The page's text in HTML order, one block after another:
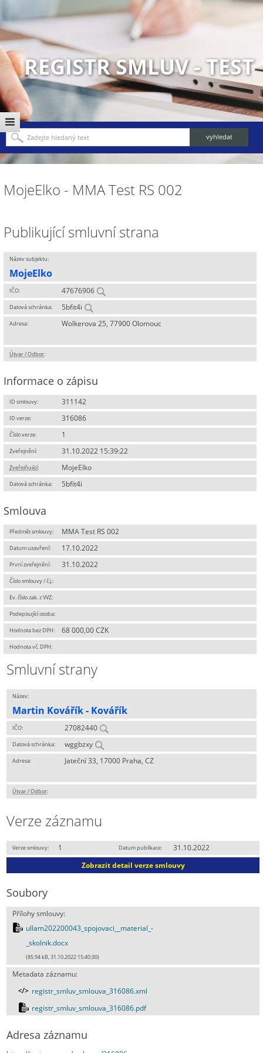
REGISTR SMLUV - TEST
MojeElko - MMA Test RS 002
Publikující smluvní strana
Název subjektu:
MojeElko
IČO: 47676906
Datová schránka: 5bfit4i
Adresa: Wolkerova 25, 77900 Olomouc
Útvar / Odbor:
Informace o zápisu
ID smlouvy: 311142
ID verze: 316086
Číslo verze: 1
Zveřejnění: 31.10.2022 15:39:22
Zveřejňující: MojeElko
Datová schránka: 5bfit4i
Smlouva
Předmět smlouvy: MMA Test RS 002
Datum uzavření: 17.10.2022
První zveřejnění: 31.10.2022
Číslo smlouvy / č.j.:
Ev. číslo zak. z VVZ:
Podepisující osoba:
Hodnota bez DPH: 68 000,00 CZK
Hodnota vč. DPH:
Smluvní strany
Název:
Martin Kovářík - Kovářík
IČO: 27082440
Datová schránka: wggbzxy
Adresa: Jateční 33, 17000 Praha, CZ
Útvar / Odbor:
Verze záznamu
Verze smlouvy: 1 Datum publikace:
31.10.2022
Zobrazit detail verze smlouvy
Soubory
Přílohy smlouvy:
ullam202200043_spojovaci__material_-
_skolnik.docx
(85.94 kB, 31.10.2022 15:40:30)
Metadata záznamu:
registr_smluv_smlouva_316086.xml
registr_smluv_smlouva_316086.pdf
Adresa záznamu